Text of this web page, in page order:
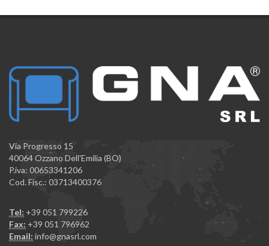
Via Progresso 15
40064 Ozzano Dell'Emilia (BO)
P.iva: 00653341206
Cod. Fisc.: 03713400376
Tel: +39 051 799226
Fax: +39 051 796962
Email: info@gnasrl.com